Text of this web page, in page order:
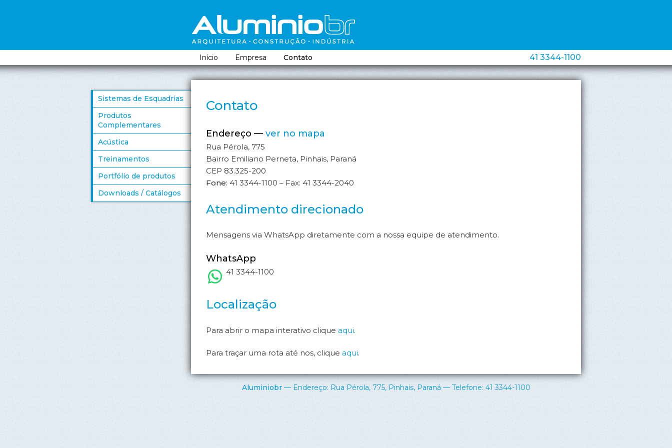
Menu Principal
Ir para o conteúdo principal
Ir para o conteúdo secundário
Início Empresa Contato
Contato
Endereço — ver no mapa
Rua Pérola, 775
Bairro Emiliano Perneta, Pinhais, Paraná
CEP 83.325-200
Fone: 41 3344-1100 – Fax: 41 3344-2040
Atendimento direcionado
Mensagens via WhatsApp diretamente com a nossa equipe de atendimento.
WhatsApp
41 3344-1100‬
Localização
Para abrir o mapa interativo clique aqui.
Para traçar uma rota até nos, clique aqui.
Sistemas de Esquadrias
Sistema Contact
Linha Única
Linha Gold
Linha Inova
Linha Universal
Linha Unit
Linha Soluta
Linha Vert
Produtos
Complementares
Discos Alinhadores
Motores
Automação
Palhetas
Silicones
Acústica
Treinamentos
Portfólio de produtos
Downloads / Catálogos
Aluminiobr— Endereço: Rua Pérola, 775, Pinhais, Paraná — Telefone: 41 3344-1100